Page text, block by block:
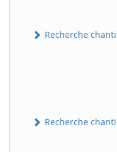
Recherche
Recherche